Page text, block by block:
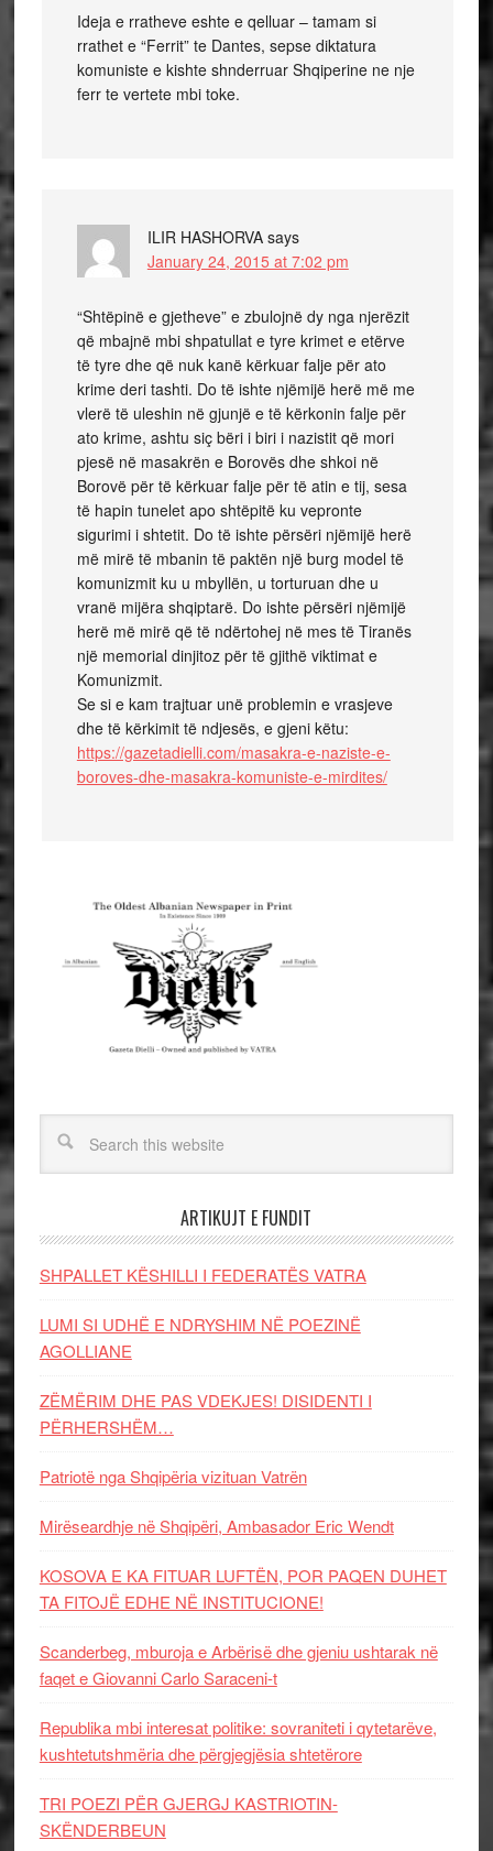
Ideja e rratheve eshte e qelluar – tamam si
rrathet e “Ferrit” te Dantes, sepse diktatura
komuniste e kishte shnderruar Shqiperine ne nje
ferr te vertete mbi toke.
ILIR HASHORVA says
January 24, 2015 at 7:02 pm
“Shtëpinë e gjetheve” e zbulojnë dy nga njerëzit
që mbajnë mbi shpatullat e tyre krimet e etërve
të tyre dhe që nuk kanë kërkuar falje për ato
krime deri tashti. Do të ishte njëmijë herë më me
vlerë të uleshin në gjunjë e të kërkonin falje për
ato krime, ashtu siç bëri i biri i nazistit që mori
pjesë në masakrën e Borovës dhe shkoi në
Borovë për të kërkuar falje për të atin e tij, sesa
të hapin tunelet apo shtëpitë ku vepronte
sigurimi i shtetit. Do të ishte përsëri njëmijë herë
më mirë të mbanin të paktën një burg model të
komunizmit ku u mbyllën, u torturuan dhe u
vranë mijëra shqiptarë. Do ishte përsëri njëmijë
herë më mirë që të ndërtohej në mes të Tiranës
një memorial dinjitoz për të gjithë viktimat e
Komunizmit.
Se si e kam trajtuar unë problemin e vrasjeve
dhe të kërkimit të ndjesës, e gjeni këtu:
https://gazetadielli.com/masakra-e-naziste-e-
boroves-dhe-masakra-komuniste-e-mirdites/
ARTIKUJT E FUNDIT
SHPALLET KËSHILLI I FEDERATËS VATRA
LUMI SI UDHË E NDRYSHIM NË POEZINË
AGOLLIANE
ZËMËRIM DHE PAS VDEKJES! DISIDENTI I
PËRHERSHËM…
Patriotë nga Shqipëria vizituan Vatrën
Mirëseardhje në Shqipëri, Ambasador Eric Wendt
KOSOVA E KA FITUAR LUFTËN, POR PAQEN DUHET
TA FITOJË EDHE NË INSTITUCIONE!
Scanderbeg, mburoja e Arbërisë dhe gjeniu ushtarak në
faqet e Giovanni Carlo Saraceni-t
Republika mbi interesat politike: sovraniteti i qytetarëve,
kushtetutshmëria dhe përgjegjësia shtetërore
TRI POEZI PËR GJERGJ KASTRIOTIN-
SKËNDERBEUN